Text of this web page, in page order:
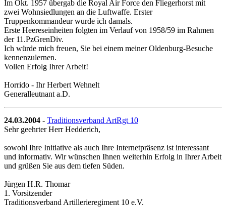
Im Okt. 1957 übergab die Royal Air Force den Fliegerhorst mit
zwei Wohnsiedlungen an die Luftwaffe. Erster
Truppenkommandeur wurde ich damals.
Erste Heereseinheiten folgten im Verlauf von 1958/59 im Rahmen
der 11.PzGrenDiv.
Ich würde mich freuen, Sie bei einem meiner Oldenburg-Besuche
kennenzulernen.
Vollen Erfolg Ihrer Arbeit!
Horrido - Ihr Herbert Wehnelt
Generalleutnant a.D.
24.03.2004 - Traditionsverband ArtRgt 10
Sehr geehrter Herr Hedderich,
sowohl Ihre Initiative als auch Ihre Internetpräsenz ist interessant
und informativ. Wir wünschen Ihnen weiterhin Erfolg in Ihrer Arbeit
und grüßen Sie aus dem tiefen Süden.
Jürgen H.R. Thomar
1. Vorsitzender
Traditionsverband Artillerieregiment 10 e.V.